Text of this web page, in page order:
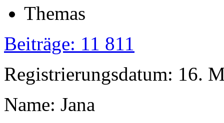
Beiträge: 11 811
Registrierungsdatum: 16.
Name: Jana